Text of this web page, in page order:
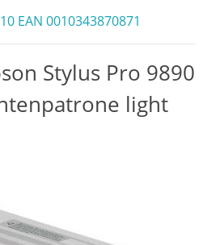
EAN 0010343870871
Stylus Pro 9890
light